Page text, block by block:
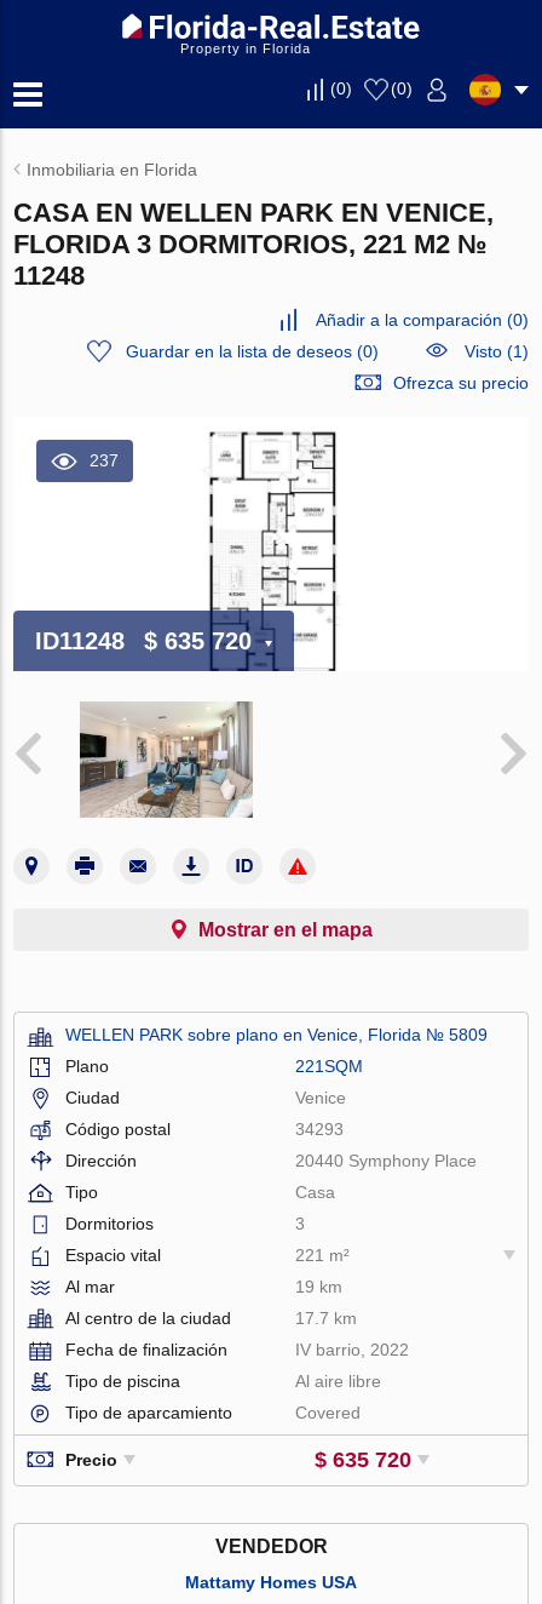
Property in Florida
(0) (0)
Inmobiliaria en Florida
CASA EN WELLEN PARK EN VENICE,
FLORIDA 3 DORMITORIOS, 221 M2 №
11248
Añadir a la comparación (0)
Guardar en la lista de deseos(0)
Visto (1)
Ofrezca su precio
237
ID11248 $ 635 720
Mostrar en el mapa
WELLEN PARK sobre plano en Venice, Florida № 5809
Plano
221SQM
Ciudad
Venice
Código postal
34293
Dirección
20440 Symphony Place
Tipo
Casa
Dormitorios
3
Espacio vital
221 m²
Al mar
19 km
Al centro de la ciudad
17.7 km
Fecha de finalización
IV barrio, 2022
Tipo de piscina
Al aire libre
Tipo de aparcamiento
Covered
Precio $ 635 720
VENDEDOR
Mattamy Homes USA